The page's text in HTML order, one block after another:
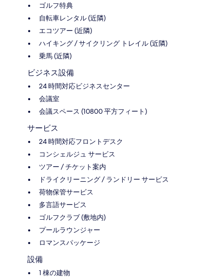
ゴルフ特典
自転車レンタル (近隣)
エコツアー (近隣)
ハイキング / サイクリング トレイル (近隣)
乗馬 (近隣)
ビジネス設備
24 時間対応ビジネスセンター
会議室
会議スペース (10800 平方フィート)
サービス
24 時間対応フロントデスク
コンシェルジュ サービス
ツアー / チケット案内
ドライクリーニング / ランドリー サービス
荷物保管サービス
多言語サービス
ゴルフクラブ (敷地内)
プールラウンジャー
ロマンスパッケージ
設備
1 棟の建物